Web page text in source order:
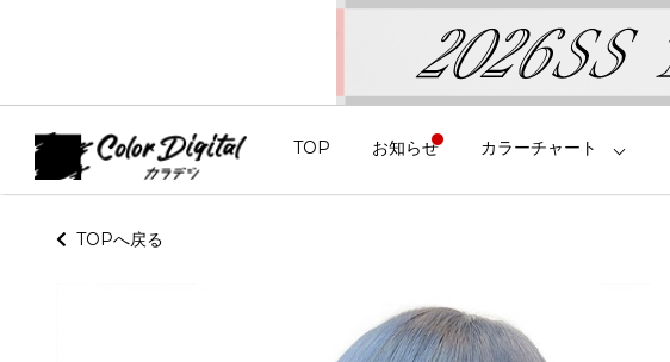
TOP お知らせ カラーチャート
TOPへ戻る